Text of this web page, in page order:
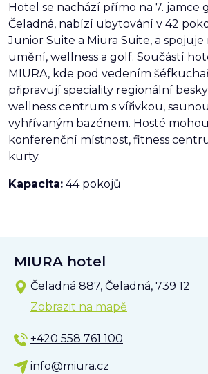
Hotel se nachází přímo na 7. jamce
Čeladná, nabízí ubytování v 42
Junior Suite a Miura Suite, a
umění, wellness a golf. Součástí
MIURA, kde pod vedením
připravují speciality regionální
wellness centrum s vířivkou,
vyhřívaným bazénem. Hosté
konferenční místnost, fitness
kurty.
Kapacita: 44 pokojů
MIURA hotel
Čeladná 887, Čeladná, 739 12
Zobrazit na mapě
+420 558 761 100
info@miura.cz